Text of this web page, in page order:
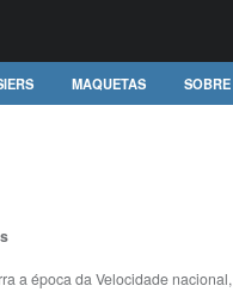
MAQUETAS SOBRE
a época da Velocidade nacional,